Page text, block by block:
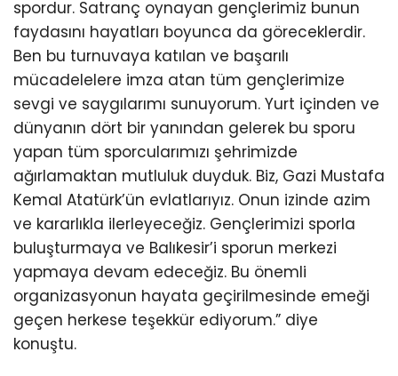
spordur. Satranç oynayan gençlerimiz bunun
faydasını hayatları boyunca da göreceklerdir.
Ben bu turnuvaya katılan ve başarılı
mücadelelere imza atan tüm gençlerimize
sevgi ve saygılarımı sunuyorum. Yurt içinden ve
dünyanın dört bir yanından gelerek bu sporu
yapan tüm sporcularımızı şehrimizde
ağırlamaktan mutluluk duyduk. Biz, Gazi Mustafa
Kemal Atatürk’ün evlatlarıyız. Onun izinde azim
ve kararlıkla ilerleyeceğiz. Gençlerimizi sporla
buluşturmaya ve Balıkesir’i sporun merkezi
yapmaya devam edeceğiz. Bu önemli
organizasyonun hayata geçirilmesinde emeği
geçen herkese teşekkür ediyorum.” diye
konuştu.